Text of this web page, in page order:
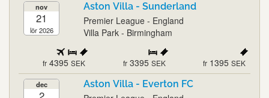
nov
21
lör 2026
Aston Villa - Sunderland
Premier League - England
Villa Park - Birmingham
fr 4395 SEK fr 3395 SEK fr 1395 SEK
dec Aston Villa - Everton FC